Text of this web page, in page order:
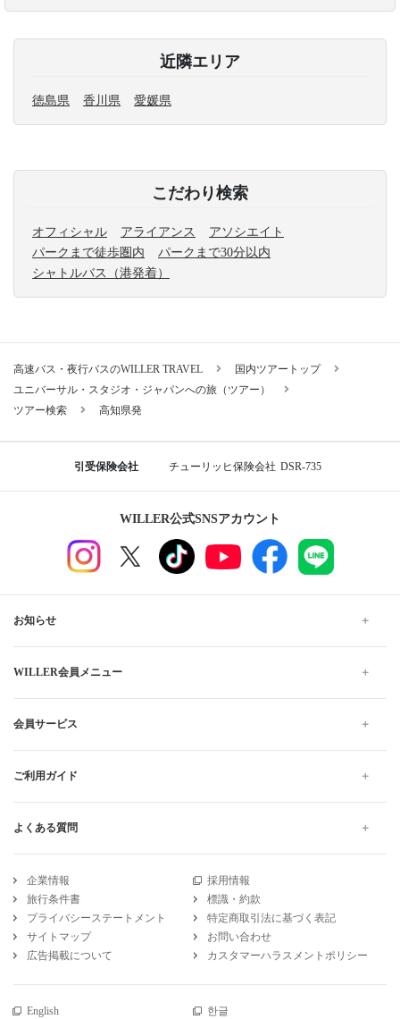
近隣エリア
徳島県 香川県 愛媛県
こだわり検索
オフィシャル アライアンス
アソシエイト
パークまで徒歩圏内
パークまで30分以内
シャトルバス（港発着）
高速バス・夜行バスのWILLER TRAVEL
国内ツアートップ
ユニバーサル・スタジオ・ジャパンへの旅（ツアー）
ツアー検索
高知県発
引受保険会社 チューリッヒ保険会社 DSR-735
WILLER公式SNSアカウント
お知らせ
WILLER会員メニュー
会員サービス
ご利用ガイド
よくある質問
企業情報
採用情報
旅行条件書
標識・約款
プライバシーステートメント
特定商取引法に基づく表記
サイトマップ
お問い合わせ
広告掲載について
カスタマーハラスメントポリシー
English 한글